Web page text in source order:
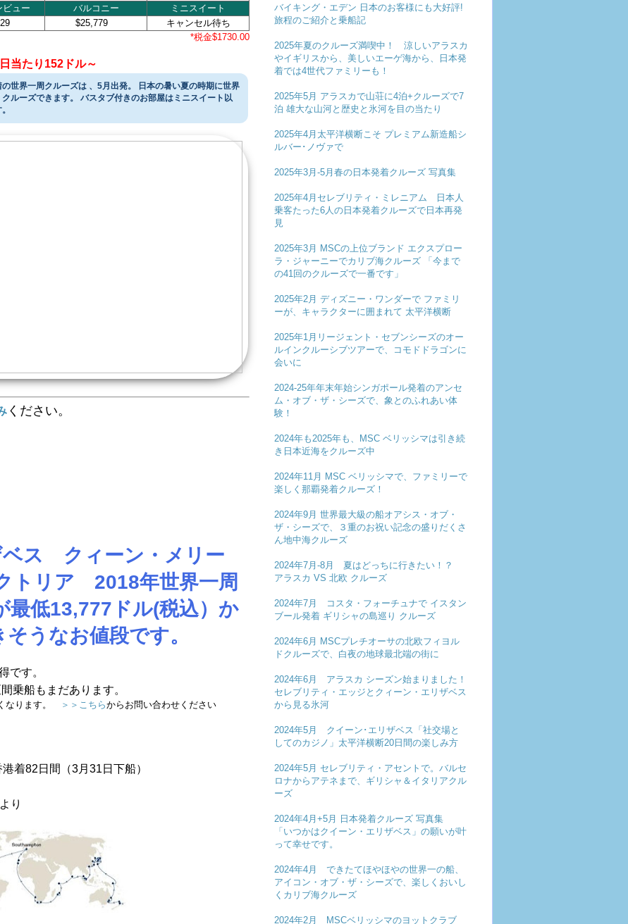
ビュー バルコニー
ミニスイート
$25,779
キャンセル待ち
*税金$1730.00
当たり152ドル～
の世界一周クルーズは 、5月出発。 日本の暑い夏の時期に世界
ルーズできます。 バスタブ付きのお部屋はミニスイート以
ください。
ベス クィーン・メリー
トリア 2018年世界一周
最低13,777ドル(税込）か
うなお値段です。
です。
乗船もまだあります。
なります。 ＞＞こちらからお問い合わせください
港着82 日間（3月 31 日下船）
り
バイキング・エデン 日本のお客様にも大好評!
旅程のご紹介と乗船記
2025年夏のクルーズ満喫中！ 涼しいアラスカ
やイギリスから、美しいエーゲ海から、日本発
着では4世代ファミリーも！
2025年5月 アラスカで山荘に4泊+クルーズで7
泊 雄大な山河と歴史と氷河を目の当たり
2025年4月太平洋横断こそ プレミアム新造船シ
ルバー･ノヴァで
2025年3月-5月春の日本発着クルーズ 写真集
2025年4月セレブリティ・ミレニアム 日本人
乗客たった6人の日本発着クルーズで日本再発
見
2025年3月 MSCの上位ブランド エクスプロー
ラ・ジャーニーでカリブ海クルーズ 「今まで
の41回のクルーズで一番です」
2025年2月 ディズニー・ワンダーで ファミリ
ーが、キャラクターに囲まれて 太平洋横断
2025年1月リージェント・セブンシーズのオー
ルインクルーシブツアーで、コモドドラゴンに
会いに
2024-25年年末年始シンガポール発着のアンセ
ム・オブ・ザ・シーズで、象とのふれあい体
験！
2024年も2025年も、MSC ベリッシマは引き続
き日本近海をクルーズ中
2024年11月 MSC ベリッシマで、ファミリーで
楽しく那覇発着クルーズ！
2024年9月 世界最大級の船オアシス・オブ・
ザ・シーズで、３重のお祝い記念の盛りだくさ
ん地中海クルーズ
2024年7月-8月 夏はどっちに行きたい！？
アラスカ VS 北欧 クルーズ
2024年7月 コスタ・フォーチュナで イスタン
ブール発着 ギリシャの島巡り クルーズ
2024年6月 MSCプレチオーサの北欧フィヨル
ドクルーズで、白夜の地球最北端の街に
2024年6月 アラスカ シーズン始まりました！
セレブリティ・エッジとクィーン・エリザベス
から見る氷河
2024年5月 クイーン･エリザベス「社交場と
してのカジノ」太平洋横断20日間の楽しみ方
2024年5月 セレブリティ・アセントで。バルセ
ロナからアテネまで、ギリシャ＆イタリアクル
ーズ
2024年4月+5月 日本発着クルーズ 写真集
「いつかはクイーン・エリザベス」の願いが叶
って幸せです。
2024年4月 できたてほやほやの世界一の船、
アイコン・オブ・ザ・シーズで、楽しくおいし
くカリブ海クルーズ
2024年2月 MSCベリッシマのヨットクラブ